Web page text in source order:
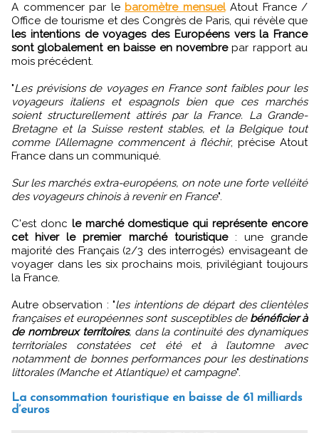
A commencer par le baromètre mensuelAtout France /
Office de tourisme et des Congrès de Paris, qui révèle que
les intentions de voyages des Européens vers la France
sont globalement en baisse en novembrepar rapport au
mois précédent.
"Les prévisions de voyages en France sont faibles pour les
voyageurs italiens et espagnols bien que ces marchés
soient structurellement attirés par la France. La Grande-
Bretagne et la Suisse restent stables, et la Belgique tout
comme l’Allemagne commencent à fléchir, précise Atout
France dans un communiqué.
Sur les marchés extra-européens, on note une forte velléité
des voyageurs chinois à revenir en France".
C'est donc le marché domestique qui représente encore
cet hiver le premier marché touristique: une grande
majorité des Français (2/3 des interrogés) envisageant de
voyager dans les six prochains mois, privilégiant toujours
la France.
Autre observation : "les intentions de départ des clientèles
françaises et européennes sont susceptibles de bénéficier à
de nombreux territoires, dans la continuité des dynamiques
territoriales constatées cet été et à l’automne avec
notamment de bonnes performances pour les destinations
littorales (Manche et Atlantique) et campagne".
La consommation touristique en baisse de 61 milliards
d’euros